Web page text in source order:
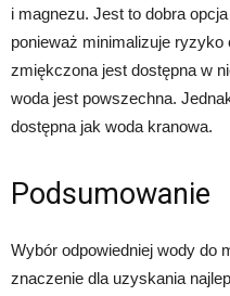
i magnezu. Jest to dobra
ponieważ minimalizuje
zmiękczona jest dostępna w
woda jest powszechna.
dostępna jak woda kranowa.
Podsumowanie
Wybór odpowiedniej wody do
znaczenie dla uzyskania